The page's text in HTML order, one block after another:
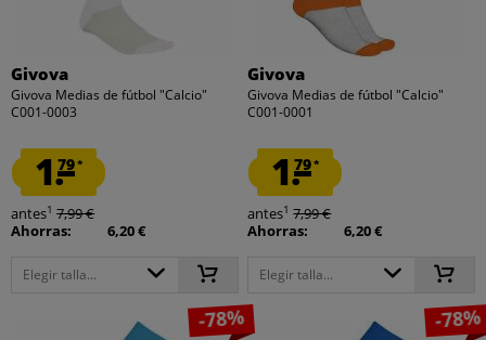
Givova
Givova Medias de fútbol "Calcio"
C001-0003
1.79*
antes1 7,99 €
Ahorras:
6,20 €
Elegir talla...
Givova
Givova Medias de fútbol "Calcio"
C001-0001
1.79*
antes1 7,99 €
Ahorras:
6,20 €
Elegir talla...
-78% -78%